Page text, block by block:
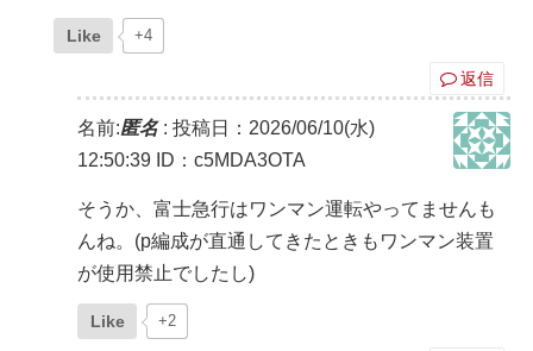
Like +4
返信
名前:匿名: 投稿日：2026/06/10(水)
12:50:39 ID：c5MDA3OTA
そうか、富士急行はワンマン運転やってませんも
んね。(p編成が直通してきたときもワンマン装置
が使用禁止でしたし)
Like +2